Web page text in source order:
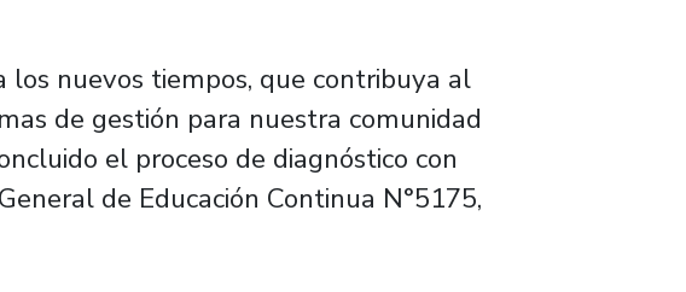
los nuevos tiempos, que contribuya al
de gestión para nuestra comunidad
el proceso de diagnóstico con
de Educación Continua N°5175,